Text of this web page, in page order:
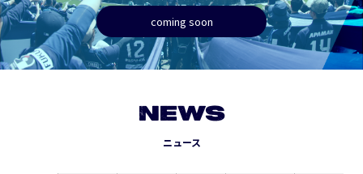
coming soon
NEWS
ニュース